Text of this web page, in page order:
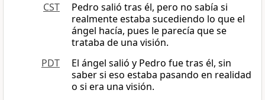
CST
Pedro salió tras él, pero no sabía si
realmente estaba sucediendo lo que el
ángel hacía, pues le parecía que se
trataba de una visión.
PDT
El ángel salió y Pedro fue tras él, sin
saber si eso estaba pasando en realidad
o si era una visión.